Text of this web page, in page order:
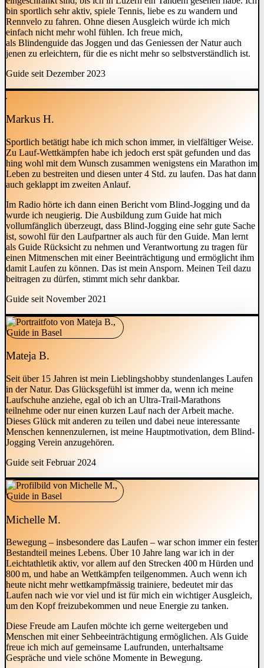
bin sportlich sehr aktiv, spiele Tennis, liebe es zu wandern und
Rennvelo zu fahren. Ohne diesen Ausgleich würde ich mich
einfach nicht mehr wohl fühlen. Ich freue mich,
als Blindenguide das Joggen und das Geniessen der Natur auch
jenen zu erleichtern, für die es nicht mehr so selbstverständlich ist.
Guide seit Dezember 2023
Markus H.
Sportlich betätigt habe ich mich schon immer, in vielfältiger Weise.
Zu Lauf-Wettkämpfen habe ich jedoch erst spät gefunden und das
hing wohl mit dem Wunsch zusammen wenigstens ein Marathon im
Leben zu bestreiten und diesen unter 4 Std. zu laufen. Das hat dann
auch geklappt im zweiten Anlauf.
Im Radio hörte ich dann einen Bericht vom Blind-Jogging und da
wurde ich neugierig. Die Ausbildung zum Guide hat mich
vollumfänglich überzeugt, dass Blind-Jogging eine sehr gute Sache
ist, sowohl für den Laufpartner als auch für den Guide. Man lernt
als Guide Rücksicht zu nehmen und Verantwortung zu tragen für
einen Mitmenschen mit einer Beeinträchtigung und ermöglicht ihm
damit Laufen zu können. Das ist mein Ansporn. Meinen Teil dazu
beitragen zu dürfen, stimmt mich sehr dankbar.
Guide seit November 2021
Mateja B.
Seit über 15 Jahren ist mein Lieblingshobby stundenlanges Laufen
in der Natur. Das Glücksgefühl ist immer da, wenn ich meine
Laufschuhe anziehe, egal ob ich an Ultra-Trail-Marathons
teilnehme oder nur einen kurzen Lauf nach der Arbeit mache.
Dieses Glück mit anderen zu teilen und dabei neue interessante
Menschen kennenzulernen, ist meine Hauptmotivation, dem Blind-
Jogging Verein anzugehören.
Guide seit Februar 2024
Michelle M.
Bewegung – insbesondere das Laufen – war schon immer ein fester
Bestandteil meines Lebens. Über 10 Jahre lang war ich in der
Leichtathletik aktiv, vor allem auf den Strecken 400 m Hürden und
800 m, und habe an Wettkämpfen teilgenommen. Auch wenn ich
heute nicht mehr wettkampfmässig trainiere, bedeutet mir das
Laufen nach wie vor viel und ist für mich ein wichtiger Ausgleich,
um den Kopf freizubekommen und neue Energie zu tanken.
Diese Freude am Laufen möchte ich gerne weitergeben und
Menschen mit einer Sehbeeinträchtigung ermöglichen. Als Guide
freue ich mich auf gemeinsame Laufrunden, unterhaltsame
Gespräche und viele schöne Momente in Bewegung.